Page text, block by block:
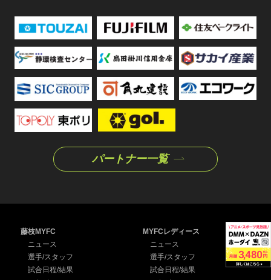
パートナー一覧
藤枝MYFC
ニュース
選手/スタッフ
試合日程/結果
MYFCレディース
ニュース
選手/スタッフ
試合日程/結果